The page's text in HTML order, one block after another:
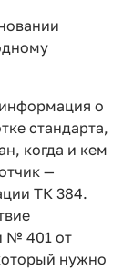
о
стандарта,
когда и кем
—
ТК 384.
№ 401 от
нужно